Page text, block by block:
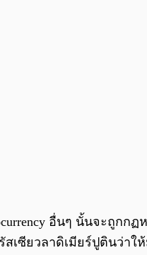
อื่นๆ นั้นจะถู
สเซียวลาดิเมียร์ปูตินว่า